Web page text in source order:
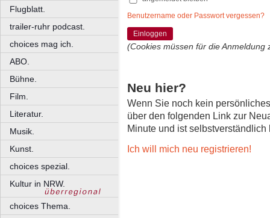
Flugblatt.
trailer-ruhr podcast.
choices mag ich.
ABO.
Bühne.
Film.
Literatur.
Musik.
Kunst.
choices spezial.
Kultur in NRW.
choices Thema.
Benutzername oder Passwort vergessen?
Einloggen
(Cookies müssen für die Anmeldung
Neu hier?
Wenn Sie noch kein
über den folgenden Link zur
Minute und ist selbstverständlich
Ich will mich neu registrieren!